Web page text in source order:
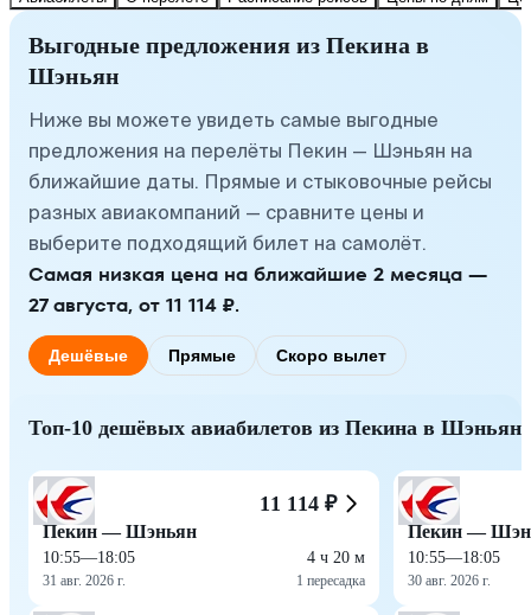
Выгодные предложения из Пекина в
Шэньян
Ниже вы можете увидеть самые выгодные
предложения на перелёты Пекин — Шэньян на
ближайшие даты. Прямые и стыковочные рейсы
разных авиакомпаний — сравните цены и
выберите подходящий билет на самолёт.
Самая низкая цена на ближайшие 2 месяца —
27 августа, от 11 114 ₽.
Дешёвые Прямые Скоро вылет
Топ-10 дешёвых авиабилетов из Пекина в Шэньян
11 114 ₽
Пекин — Шэньян
10:55—18:05
31 авг. 2026 г.
4 ч 20 м
1 пересадка
Пекин —
10:55—18:05
30 авг. 2026 г.